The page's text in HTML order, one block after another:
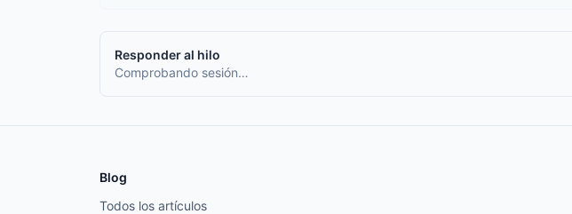
Responder al hilo
Comprobando sesión…
Blog
Todos los artículos